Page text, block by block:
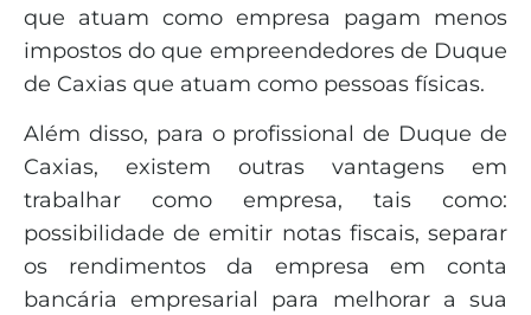
que atuam como empresa pagam menos
impostos do que empreendedores de Duque
de Caxias que atuam como pessoas físicas.
Além disso, para o profissional de Duque de
Caxias, existem outras vantagens em
trabalhar como empresa, tais como:
possibilidade de emitir notas fiscais, separar
os rendimentos da empresa em conta
bancária empresarial para melhorar a sua